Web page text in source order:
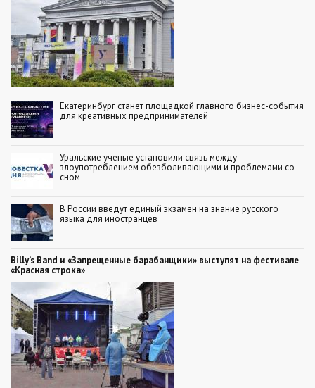
Екатеринбург станет площадкой главного бизнес-события
для креативных предпринимателей
Уральские ученые установили связь между
злоупотреблением обезболивающими и проблемами со
сном
В России введут единый экзамен на знание русского
языка для иностранцев
Billy’s Band и «Запрещенные барабанщики» выступят на фестивале
«Красная строка»